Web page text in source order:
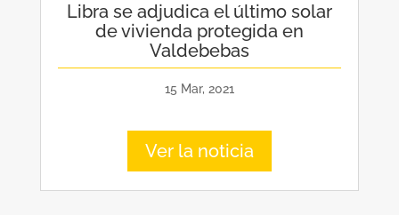
Libra se adjudica el último solar
de vivienda protegida en
Valdebebas
15 Mar, 2021
Ver la noticia